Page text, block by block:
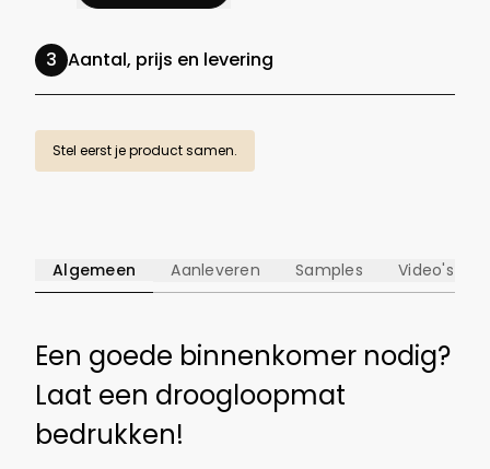
Aantal, prijs en levering
Stel eerst je product samen.
Algemeen Aanleveren Samples Video's
Een goede binnenkomer nodig?
Laat een droogloopmat
bedrukken!